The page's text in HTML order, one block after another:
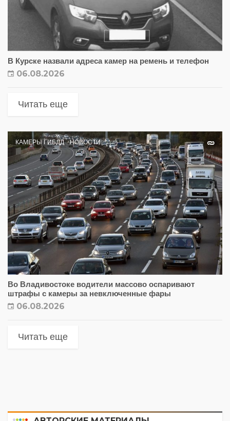
В Курске назвали адреса камер на ремень и телефон
06.08.2026
Читать еще
КАМЕРЫ ГИБДД НОВОСТИ
Во Владивостоке водители массово оспаривают
штрафы с камеры за невключенные фары
06.08.2026
Читать еще